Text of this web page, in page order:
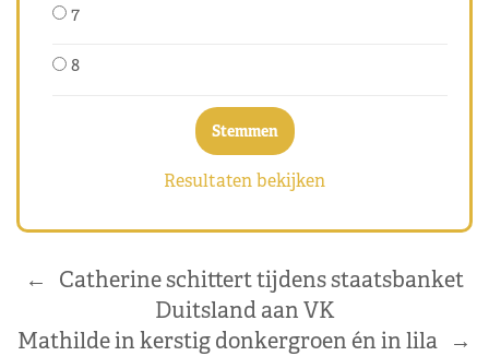
7
8
Resultaten bekijken
←
Catherine schittert tijdens staatsbanket
Duitsland aan VK
Mathilde in kerstig donkergroen én in lila →